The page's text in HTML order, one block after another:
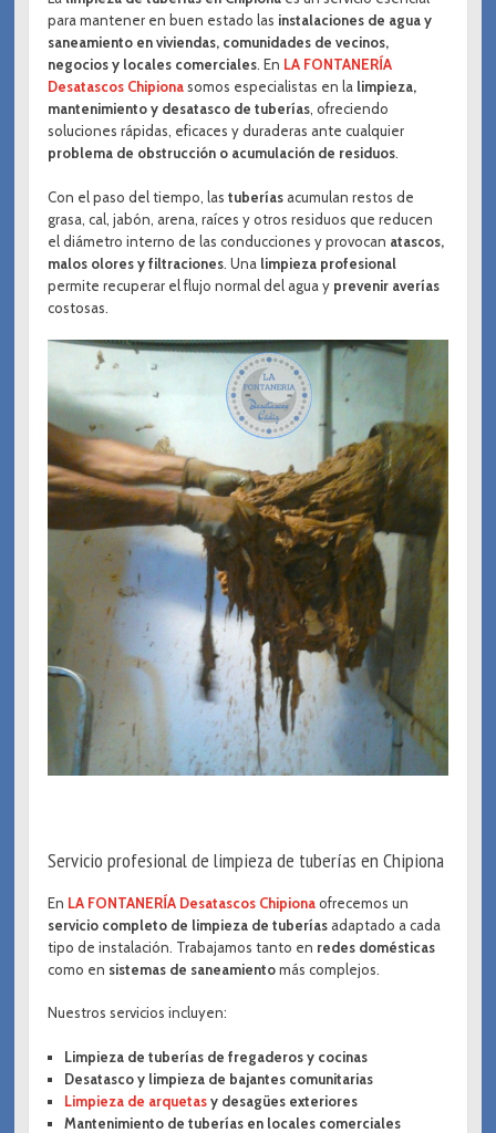
para mantener en buen estado las instalaciones de agua y
saneamiento en viviendas, comunidades de vecinos,
negocios y locales comerciales. En LA FONTANERÍA
Desatascos Chipionasomos especialistas en la limpieza,
mantenimiento y desatasco de tuberías, ofreciendo
soluciones rápidas, eficaces y duraderas ante cualquier
problema de obstrucción o acumulación de residuos.
Con el paso del tiempo, lastuberías acumulan restos de
grasa, cal, jabón, arena, raíces y otros residuos que reducen
el diámetro interno de las conducciones y provocan atascos,
malos olores y filtraciones. Una limpieza profesional
permite recuperar el flujo normal del agua y prevenir averías
costosas.
Servicio profesional de limpieza de tuberías en Chipiona
En LA FONTANERÍA Desatascos Chipionaofrecemos un
servicio completo de limpieza de tuberías adaptado a cada
tipo de instalación. Trabajamos tanto en redes domésticas
como en sistemas de saneamientomás complejos.
Nuestros servicios incluyen:
Limpieza de tuberías de fregaderos y cocinas
Desatasco y limpieza de bajantes comunitarias
Limpieza de arquetasy desagües exteriores
Mantenimiento de tuberías en locales comerciales